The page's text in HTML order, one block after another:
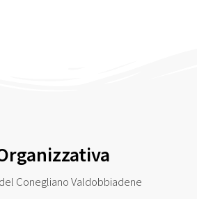
Conegliano Valdobbiadene